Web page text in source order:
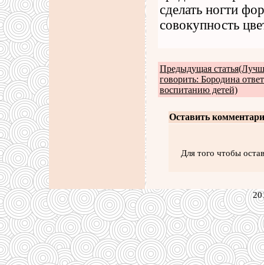
сделать ногти
совокупность
Предыдущая
говорить: Бородина
воспитанию детей)
Оставить
Для того чтобы